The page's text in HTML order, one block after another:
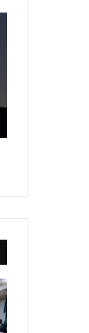
أ
ل
9
ك
ت
ب
ر
2
0
2